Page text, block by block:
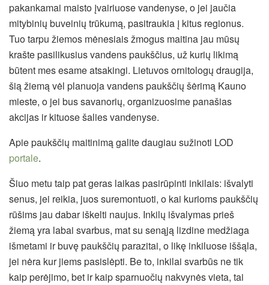
pakankamai maisto įvairiuose vandenyse, o jei jaučia
mitybinių buveinių trūkumą, pasitraukia į kitus regionus.
Tuo tarpu žiemos mėnesiais žmogus maitina jau mūsų
krašte pasilikusius vandens paukščius, už kurių likimą
būtent mes esame atsakingi. Lietuvos ornitologų draugija,
šią žiemą vėl planuoja vandens paukščių šėrimą Kauno
mieste, o jei bus savanorių, organizuosime panašias
akcijas ir kituose šalies vandenyse.
Apie paukščių maitinimą galite daugiau sužinoti LOD
portale.
Šiuo metu taip pat geras laikas pasirūpinti inkilais: išvalyti
senus, jei reikia, juos suremontuoti, o kai kurioms paukščių
rūšims jau dabar iškelti naujus. Inkilų išvalymas prieš
žiemą yra labai svarbus, mat su senąją lizdine medžiaga
išmetami ir buvę paukščių parazitai, o likę inkiluose iššąla,
jei nėra kur jiems pasislėpti. Be to, inkilai svarbūs ne tik
kaip perėjimo, bet ir kaip sparnuočių nakvynės vieta, tai